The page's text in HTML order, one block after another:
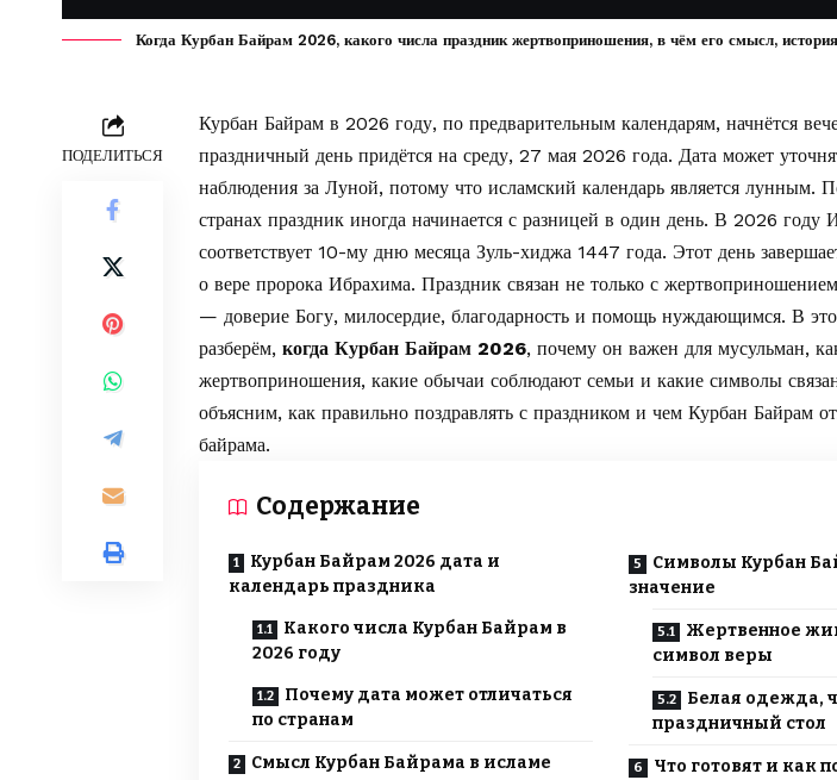
Когда Курбан Байрам 2026, какого числа праздник жертвоприношения, в чём его смысл,
ПОДЕЛИТЬСЯ
Курбан Байрам в 2026 году, по предварительным календарям, начнётся
праздничный день придётся на среду, 27 мая 2026 года. Дата может
наблюдения за Луной, потому что исламский календарь является лунным.
странах праздник иногда начинается с разницей в один день. В 2026 году
соответствует 10-му дню месяца Зуль-хиджа 1447 года. Этот день
о вере пророка Ибрахима. Праздник связан не только с
— доверие Богу, милосердие, благодарность и помощь нуждающимся. В
разберём, когда Курбан Байрам 2026, почему он важен для мусульман,
жертвоприношения, какие обычаи соблюдают семьи и какие символы
объясним, как правильно поздравлять с праздником и чем Курбан Байрам
байрама.
Содержание
Курбан Байрам 2026 дата и
календарь праздника
Какого числа Курбан Байрам в
2026 году
Почему дата может отличаться
по странам
Смысл Курбан Байрама в исламе
Символы Курбан
значение
Жертвенное
символ веры
Белая одежда,
праздничный стол
Что готовят и как